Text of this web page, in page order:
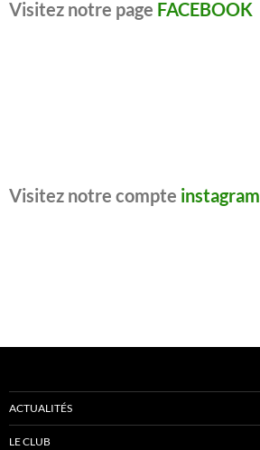
Visitez notre page FACEBOOK
Visitez notre compte instagram
ACTUALITÉS
LE CLUB